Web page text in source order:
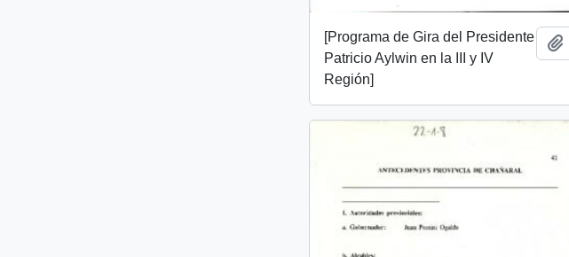
[Programa de Gira del Presidente
Patricio Aylwin en la III y IV
Región]